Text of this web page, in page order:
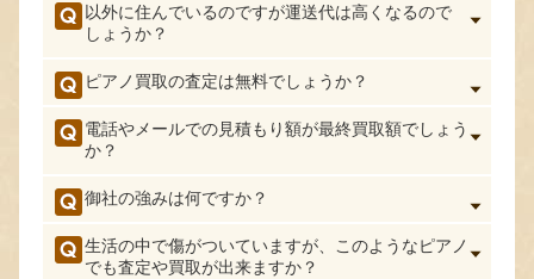
以外に住んでいるのですが運送代は高くなるので
しょうか？
ピアノ買取の査定は無料でしょうか？
電話やメールでの見積もり額が最終買取額でしょう
か？
御社の強みは何ですか？
生活の中で傷がついていますが、このようなピアノ
でも査定や買取が出来ますか？